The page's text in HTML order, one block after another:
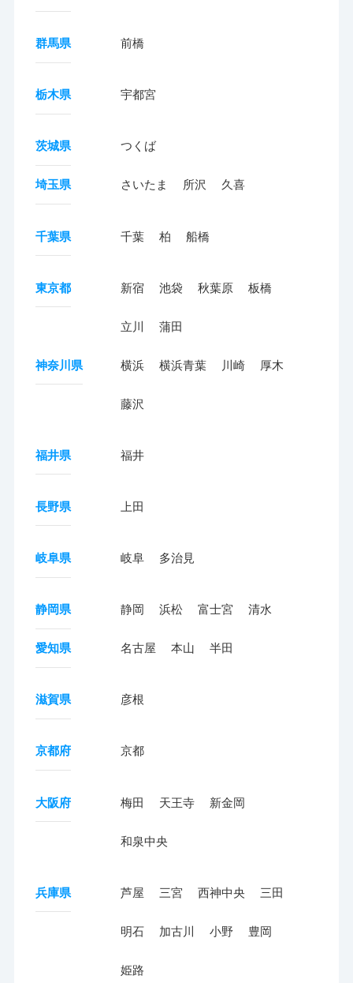
群馬県 前橋
栃木県 宇都宮
茨城県 つくば
埼玉県 さいたま 所沢 久喜
千葉県 千葉 柏 船橋
東京都 新宿 池袋 秋葉原 板橋
立川 蒲田
神奈川県 横浜 横浜青葉 川崎 厚木
藤沢
福井県 福井
長野県 上田
岐阜県 岐阜 多治見
静岡県 静岡 浜松 富士宮 清水
愛知県 名古屋 本山 半田
滋賀県 彦根
京都府 京都
大阪府 梅田 天王寺 新金岡
和泉中央
兵庫県 芦屋 三宮 西神中央 三田
明石 加古川 小野 豊岡
姫路